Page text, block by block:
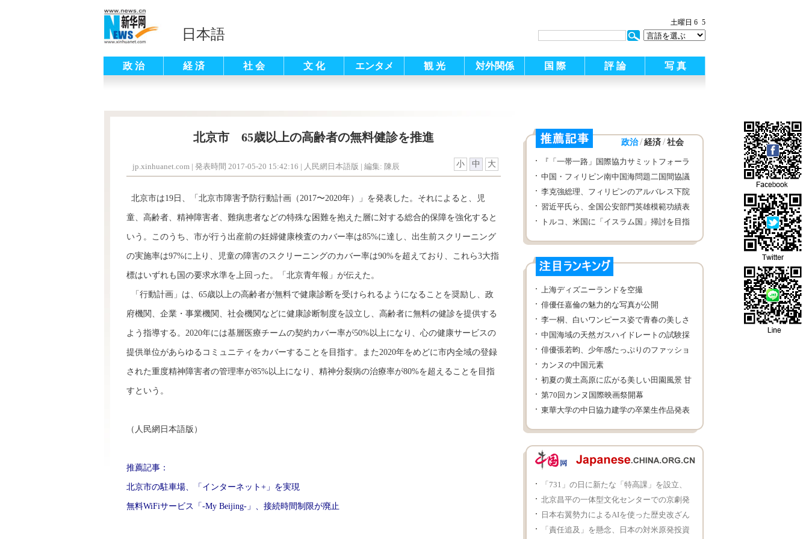
日本語
土曜日 6 5
政 治 経 済 社 会 文 化 エンタメ 観 光 対外関係 国 際 評 論 写 真
北京市 65歳以上の高齢者の無料健診を推進
jp.xinhuanet.com | 発表時間 2017-05-20 15:42:16 | 人民網日本語版 | 編集: 陳辰 小 中 大
北京市は19日、「北京市障害予防行動計画（2017〜2020年）」を発表した。それによると、児
童、高齢者、精神障害者、難病患者などの特殊な困難を抱えた層に対する総合的保障を強化すると
いう。このうち、市が行う出産前の妊婦健康検査のカバー率は85%に達し、出生前スクリーニング
の実施率は97%に上り、児童の障害のスクリーニングのカバー率は90%を超えており、これら3大指
標はいずれも国の要求水準を上回った。「北京青年報」が伝えた。
「行動計画」は、65歳以上の高齢者が無料で健康診断を受けられるようになることを奨励し、政
府機関、企業・事業機関、社会機関などに健康診断制度を設立し、高齢者に無料の健診を提供する
よう指導する。2020年には基層医療チームの契約カバー率が50%以上になり、心の健康サービスの
提供単位があらゆるコミュニティをカバーすることを目指す。また2020年をめどに市内全域の登録
された重度精神障害者の管理率が85%以上になり、精神分裂病の治療率が80%を超えることを目指
すという。
（人民網日本語版）
推薦記事：
北京市の駐車場、「インターネット+」を実現
無料WiFiサービス「-My Beijing-」、接続時間制限が廃止
政治 / 経済 / 社会
『「一帯一路」国際協力サミットフォーラ
ム重要文輯』が出版され
中国・フィリピン南中国海問題二国間協議
メカニズム第1回会議が貴陽市で行われ
李克強総理、フィリピンのアルバレス下院
議長と会見
習近平氏ら、全国公安部門英雄模範功績表
彰大会に出席した代表と会見
トルコ、米国に「イスラム国」掃討を目指
上海ディズニーランドを空撮
俳優任嘉倫の魅力的な写真が公開
李一桐、白いワンピース姿で青春の美しさ
を展示
中国海域の天然ガスハイドレートの試験採
掘に成功
俳優張若昀、少年感たっぷりのファッショ
ン写真公開
カンヌの中国元素
初夏の黄土高原に広がる美しい田園風景 甘
粛省
第70回カンヌ国際映画祭開幕
東華大学の中日協力建学の卒業生作品発表